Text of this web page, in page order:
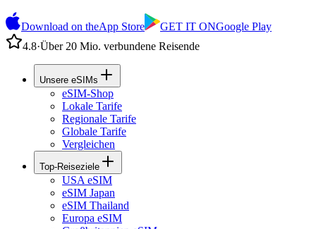
Download on theApp Store GET IT ONGoogle Play
4.8·Über 20 Mio. verbundene Reisende
Unsere eSIMs
eSIM-Shop
Lokale Tarife
Regionale Tarife
Globale Tarife
Vergleichen
Top-Reiseziele
USA eSIM
eSIM Japan
eSIM Thailand
Europa eSIM